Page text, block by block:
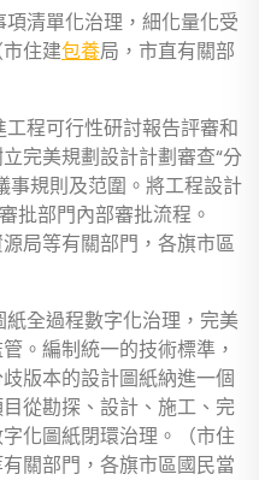
項清單化治理，細化量化受
住建包養局，市直有關部
工程可行性研討報告評審和
完美規劃設計計劃審查“分
事規則及范圍。將工程設計
批部門內部審批流程。
局等有關部門，各旗市區
紙全過程數字化治理，完美
。編制統一的技術標準，
版本的設計圖紙納進一個
從勘探、設計、施工、完
化圖紙閉環治理。（市住
關部門，各旗市區國民當